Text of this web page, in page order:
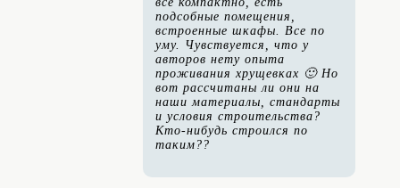
подсобные помещения,
встроенные шкафы. Все по
уму. Чувствуется, что у
авторов нету опыта
проживания хрущевках 🙂 Но
вот рассчитаны ли они на
наши материалы, стандарты
и условия строительства?
Кто-нибудь строился по
таким??